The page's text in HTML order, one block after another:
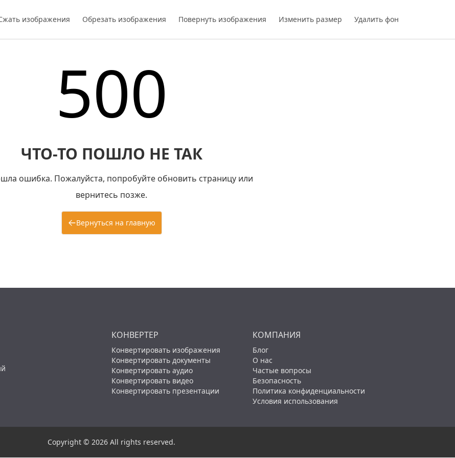
изображения Обрезать изображения Повернуть изображения Изменить размер Удалить фон
500
ЧТО-ТО ПОШЛО НЕ ТАК
ошибка. Пожалуйста, попробуйте обновить страницу или
вернитесь позже.
Вернуться на главную
КОНВЕРТЕР
Конвертировать изображения
Конвертировать документы
Конвертировать аудио
Конвертировать видео
Конвертировать презентации
КОМПАНИЯ
Блог
О нас
Частые вопросы
Безопасность
Политика конфиденциальности
Условия использования
Copyright © 2026 All rights reserved.